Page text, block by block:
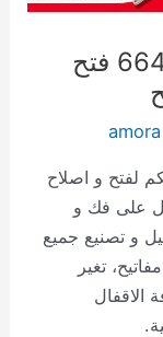
فتح سيارات النسيم 66400366 فتح
amora
لفتح و اصلاح
على فك و
و تصنيع جميع
تغير
الاقفال